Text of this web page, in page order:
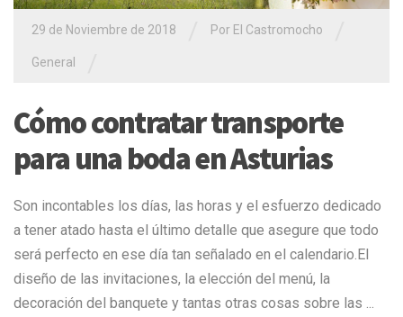
29 de Noviembre de 2018 Por El Castromocho
General
Cómo contratar transporte
para una boda en Asturias
Son incontables los días, las horas y el esfuerzo dedicado
a tener atado hasta el último detalle que asegure que todo
será perfecto en ese día tan señalado en el calendario.El
diseño de las invitaciones, la elección del menú, la
decoración del banquete y tantas otras cosas sobre las ...